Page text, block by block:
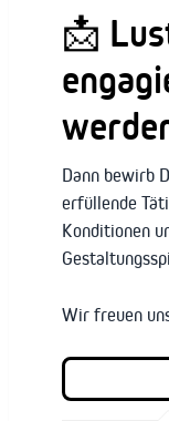
📩
Dann bewirb
erfüllende
Konditionen
Wir freuen